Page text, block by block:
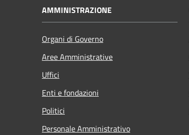
AMMINISTRAZIONE
Organi di Governo
Aree Amministrative
Uffici
Enti e fondazioni
Politici
Personale Amministrativo